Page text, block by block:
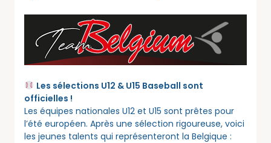
Les sélections U12 & U15 Baseball sont
officielles !
Les équipes nationales U12 et U15 sont prêtes pour
l’été européen. Après une sélection rigoureuse, voici
les jeunes talents qui représenteront la Belgique :